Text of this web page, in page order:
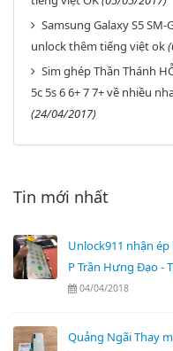
Samsung Galaxy S5
unlock thêm tiếng việt ok
Sim ghép Thần Thánh
5c 5s 6 6+ 7 7+ về nhiều
(24/04/2017)
Tin mới nhất
Unlock911 nhận
P Trần Hưng Đạo -
04/04/2018
Quảng Ngãi Thay